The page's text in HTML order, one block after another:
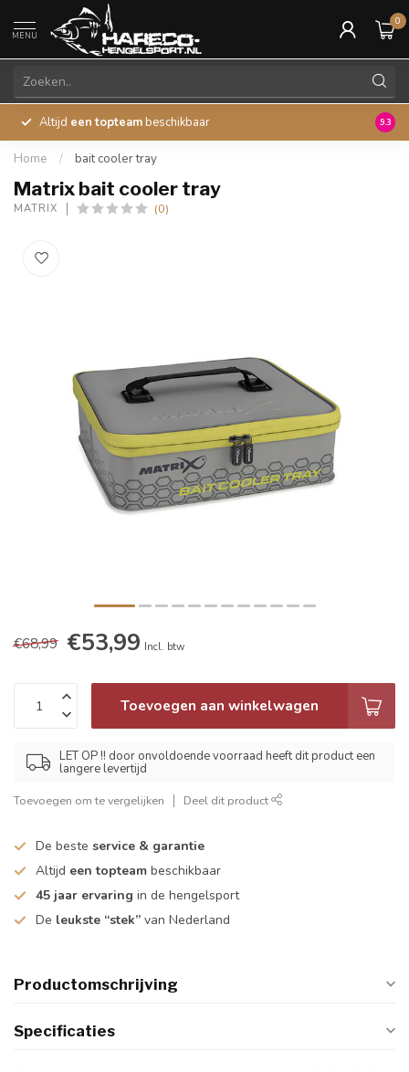
MENU
0
Altijd een topteam beschikbaar 45
9.3
Home / bait cooler tray
Matrix bait cooler tray
MATRIX (0)
€68,99 €53,99 Incl. btw
Toevoegen aan winkelwagen
LET OP !! door onvoldoende voorraad heeft dit product een
langere levertijd
Toevoegen om te vergelijken Deel dit product
De beste service & garantie
Altijd een topteam beschikbaar
45 jaar ervaring in de hengelsport
De leukste “stek” van Nederland
Productomschrijving
Specificaties